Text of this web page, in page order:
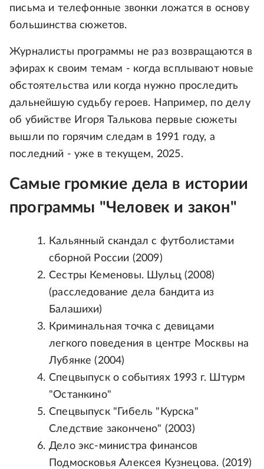
письма и телефонные звонки ложатся в основу
большинства сюжетов.
Журналисты программы не раз возвращаются в
эфирах к своим темам - когда всплывают новые
обстоятельства или когда нужно проследить
дальнейшую судьбу героев. Например, по делу
об убийстве Игоря Талькова первые сюжеты
вышли по горячим следам в 1991 году, а
последний - уже в текущем, 2025.
Самые громкие дела в истории
программы "Человек и закон"
Кальянный скандал с футболистами
сборной России (2009)
Сестры Кеменовы. Шульц (2008)
(расследование дела бандита из
Балашихи)
Криминальная точка с девицами
легкого поведения в центре Москвы на
Лубянке (2004)
Спецвыпуск о событиях 1993 г. Штурм
"Останкино"
Спецвыпуск "Гибель "Курска"
Следствие закончено" (2003)
Дело экс-министра финансов
Подмосковья Алексея Кузнецова. (2019)